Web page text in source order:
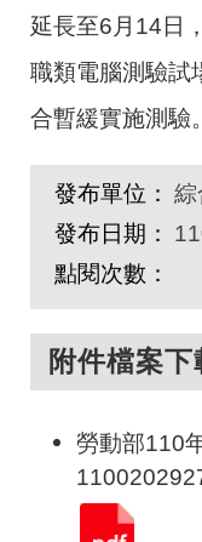
延長至6 月 14日
職類電腦測驗試
合暫緩實施測驗。
發布單位： 綜
發布日期：
點閱次數：
附件檔案下
勞動部110